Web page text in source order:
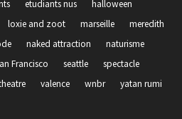
etudiants nus
halloween
loxie and zoot marseille
meredith
naked attraction
naturisme
Francisco seattle
spectacle
valence wnbr
yatan rumi